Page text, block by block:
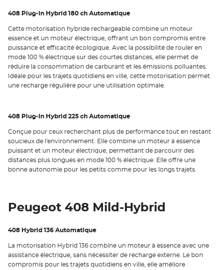
408 Plug-In Hybrid 180 ch Automatique
Cette motorisation hybride rechargeable combine un moteur
essence et un moteur électrique, offrant un bon compromis entre
puissance et efficacité écologique. Avec la possibilité de rouler en
mode 100 % électrique sur des courtes distances, elle permet de
réduire la consommation de carburant et les émissions polluantes.
Idéale pour les trajets quotidiens en ville, cette motorisation permet
une recharge régulière pour une utilisation optimale.
408 Plug-In Hybrid 225 ch Automatique
Conçue pour ceux recherchant plus de performance tout en restant
soucieux de l'environnement. Elle combine un moteur à essence
puissant et un moteur électrique, permettant de parcourir des
distances plus longues en mode 100 % électrique. Elle offre une
bonne autonomie pour les petits comme pour les longs trajets.
Peugeot 408 Mild-Hybrid
408 Hybrid 136 Automatique
La motorisation Hybrid 136 combine un moteur à essence avec une
assistance électrique, sans nécessiter de recharge externe. Le bon
compromis pour les trajets quotidiens en ville, elle améliore